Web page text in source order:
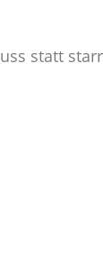
statt